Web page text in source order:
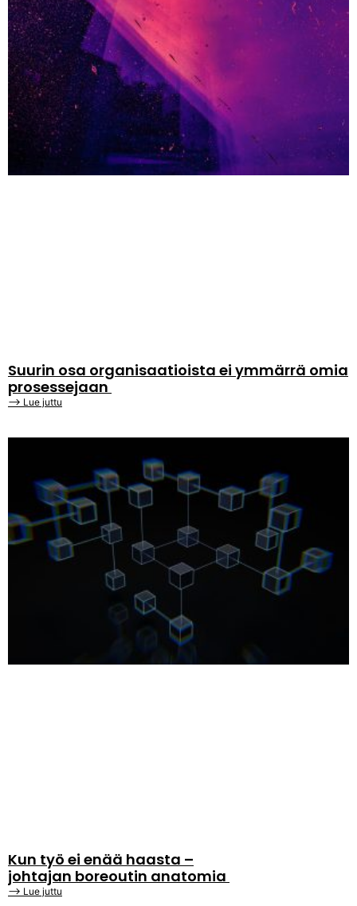
Suurin osa organisaatioista ei ymmärrä omia
prosessejaan
⟶ Lue juttu
Kun työ ei enää haasta –
johtajan boreoutin anatomia
⟶ Lue juttu